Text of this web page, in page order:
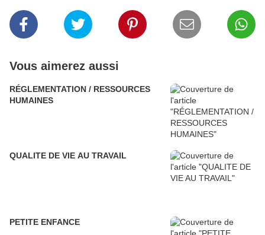
Vous aimerez aussi
RÉGLEMENTATION / RESSOURCES
HUMAINES
QUALITE DE VIE AU TRAVAIL
PETITE ENFANCE